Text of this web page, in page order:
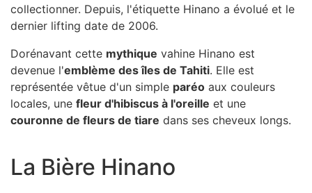
collectionner. Depuis, l'étiquette Hinano a évolué et le
dernier lifting date de 2006.
Dorénavant cette mythique vahine Hinano est
devenue l'emblème des îles de Tahiti. Elle est
représentée vêtue d'un simple paréo aux couleurs
locales, une fleur d'hibiscus à l'oreille et une
couronne de fleurs de tiare dans ses cheveux longs.
La Bière Hinano